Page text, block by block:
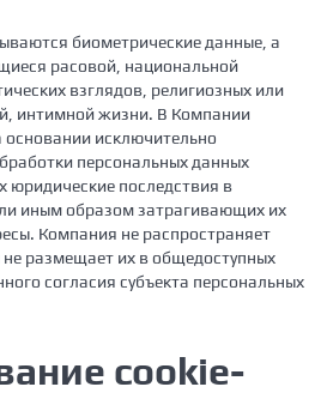
биометрические данные, а
расовой, национальной
взглядов, религиозных или
интимной жизни. В Компании
исключительно
персональных данных
последствия в
иным образом затрагивающих их
Компания не распространяет
размещает их в общедоступных
согласия субъекта персональных
cookie-